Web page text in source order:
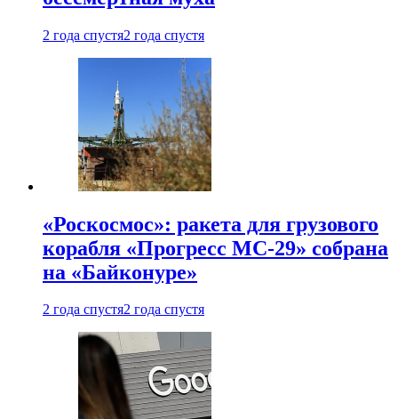
2 года спустя2 года спустя
«Роскосмос»: ракета для грузового
корабля «Прогресс МС-29» собрана
на «Байконуре»
2 года спустя2 года спустя